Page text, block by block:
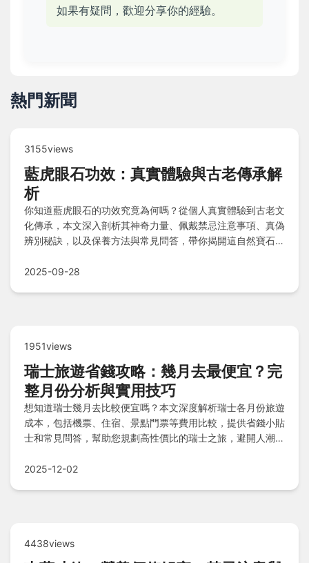
如果有疑問，歡迎分享你的經驗。
熱門新聞
3155views
藍虎眼石功效：真實體驗與古老傳承解
析
你知道藍虎眼石的功效究竟為何嗎？從個人真實體驗到古老文
化傳承，本文深入剖析其神奇力量、佩戴禁忌注意事項、真偽
辨別秘訣，以及保養方法與常見問答，帶你揭開這自然寶石的
2025-09-28
1951views
瑞士旅遊省錢攻略：幾月去最便宜？完
整月份分析與實用技巧
想知道瑞士幾月去比較便宜嗎？本文深度解析瑞士各月份旅遊
成本，包括機票、住宿、景點門票等費用比較，提供省錢小貼
士和常見問答，幫助您規劃高性價比的瑞士之旅，避開人潮省
2025-12-02
4438views